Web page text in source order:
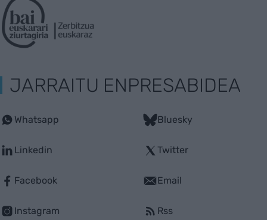
JARRAITU ENPRESABIDEA
Whatsapp
Linkedin
Facebook
Instagram
Bluesky
Twitter
Email
Rss